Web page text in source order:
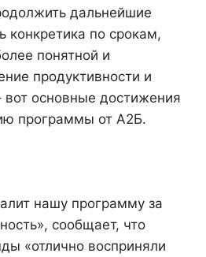
дальнейшие
конкретика по срокам,
понятной и
продуктивности и
основные достижения
программы от А2Б.
нашу программу за
сообщает, что
«отлично восприняли